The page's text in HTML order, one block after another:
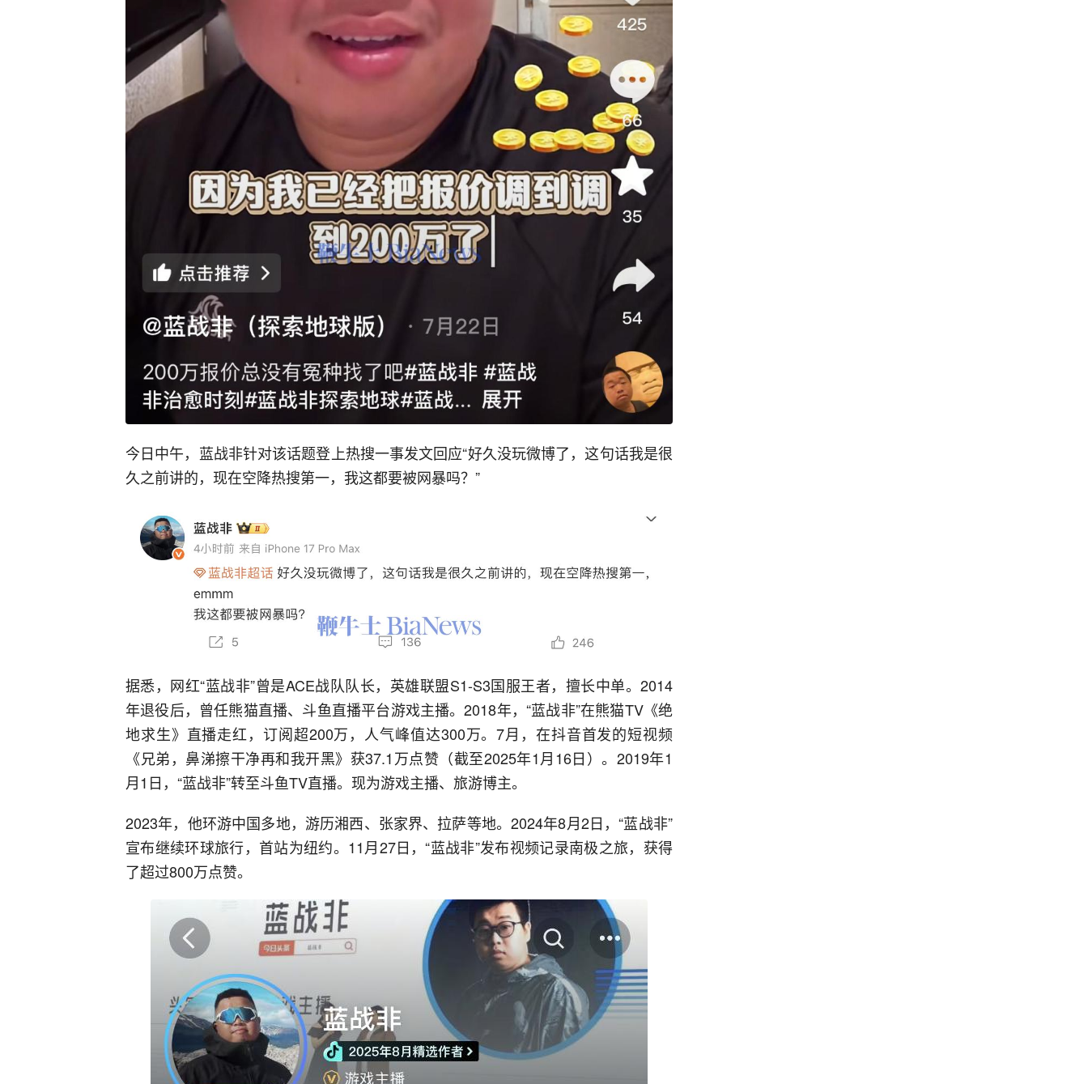
今日中午，蓝战非针对该话题登上热搜一事发文回应“好久没玩微博了，这句话我是很
久之前讲的，现在空降热搜第一，我这都要被网暴吗？”
据悉，网红“蓝战非”曾是ACE战队队长，英雄联盟S1-S3国服王者，擅长中单。2014
年退役后，曾任熊猫直播、斗鱼直播平台游戏主播。2018年，“蓝战非”在熊猫TV《绝
地求生》直播走红，订阅超200万，人气峰值达300万。7月，在抖音首发的短视频
《兄弟，鼻涕擦干净再和我开黑》获37.1万点赞（截至2025年1月16日）。2019年1
月1日，“蓝战非”转至斗鱼TV直播。现为游戏主播、旅游博主。
2023年，他环游中国多地，游历湘西、张家界、拉萨等地。2024年8月2日，“蓝战非”
宣布继续环球旅行，首站为纽约。11月27日，“蓝战非”发布视频记录南极之旅，获得
了超过800万点赞。